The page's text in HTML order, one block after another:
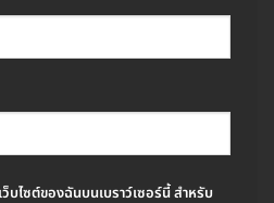
บไซต์ของฉันบนเบราว์เซอร์นี้ สำหรับ